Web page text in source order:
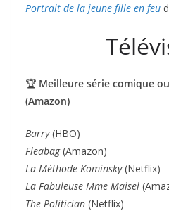
Portrait de la jeune fille en feu
🏆 Meilleure série comique
(Amazon)
Barry(HBO)
Fleabag(Amazon)
La Méthode Kominsky(Netflix)
La Fabuleuse Mme Maisel
The Politician (Netflix)